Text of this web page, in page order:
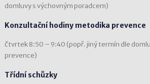
domluvy s výchovným poradcem)
Konzultační hodiny metodika prevence
čtvrtek 8:50 – 9:40 (popř. jiný termín dle
prevence)
Třídní schůzky